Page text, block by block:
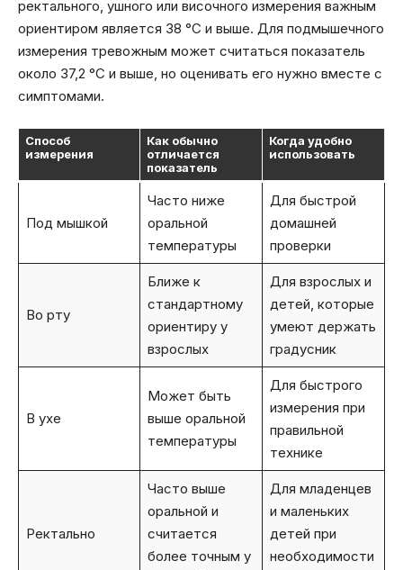
ректального, ушного или височного измерения важным
ориентиром является 38 °C и выше. Для подмышечного
измерения тревожным может считаться показатель
около 37,2 °C и выше, но оценивать его нужно вместе с
симптомами.
Способ
измерения
Как обычно
отличается
показатель
Когда удобно
использовать
Под мышкой
Часто ниже
оральной
температуры
Для быстрой
домашней
проверки
Во рту
Ближе к
стандартному
ориентиру у
взрослых
Для взрослых и
детей, которые
умеют держать
градусник
В ухе
Может быть
выше оральной
температуры
Для быстрого
измерения при
правильной
технике
Ректально
Часто выше
оральной и
считается
более точным у
Для младенцев
и маленьких
детей при
необходимости